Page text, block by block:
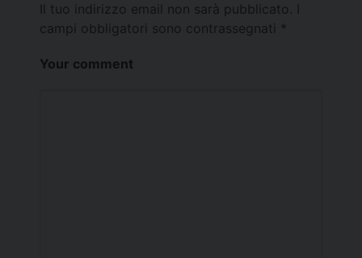
Il tuo indirizzo email non sarà pubblicato.
campi obbligatori sono contrassegnati *
Your comment